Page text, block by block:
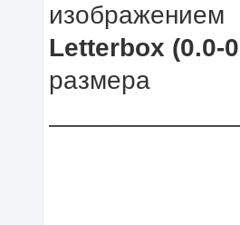
изображением
Letterbox (0.0-
размера